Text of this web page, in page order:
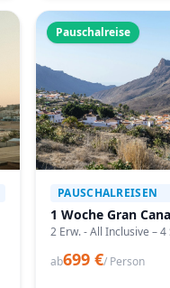
Pauschalreise
PAUSCHALREISEN
1 Woche Gran
2 Erw. - All Inclusive – 4
ab699 €/ Person